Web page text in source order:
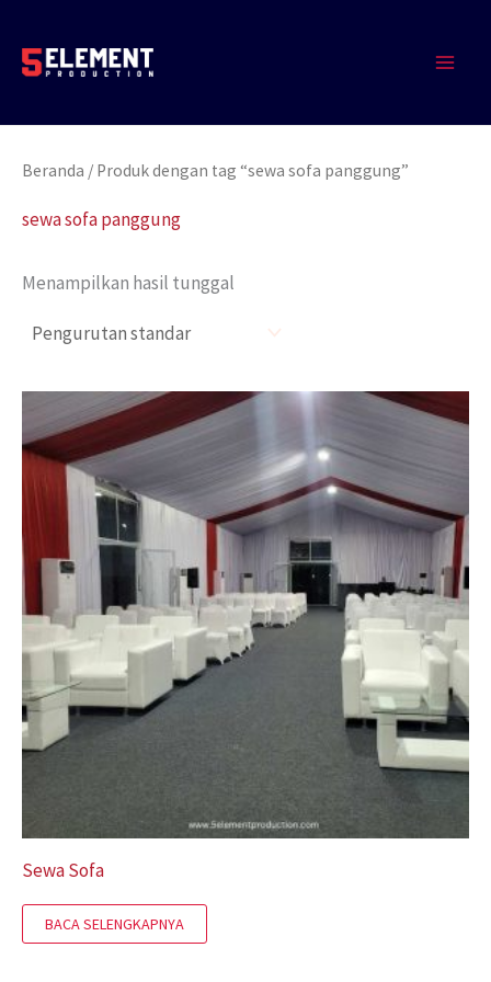
konten
Beranda / Produk dengan tag “sewa sofa panggung”
sewa sofa panggung
Menampilkan hasil tunggal
Sewa Sofa
BACA SELENGKAPNYA